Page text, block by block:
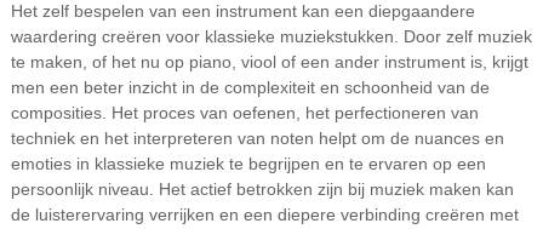
Het zelf bespelen van een instrument kan een diepgaandere
waardering creëren voor klassieke muziekstukken. Door zelf muziek
te maken, of het nu op piano, viool of een ander instrument is, krijgt
men een beter inzicht in de complexiteit en schoonheid van de
composities. Het proces van oefenen, het perfectioneren van
techniek en het interpreteren van noten helpt om de nuances en
emoties in klassieke muziek te begrijpen en te ervaren op een
persoonlijk niveau. Het actief betrokken zijn bij muziek maken kan
de luisterervaring verrijken en een diepere verbinding creëren met